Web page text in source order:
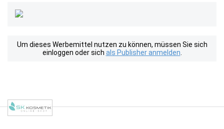
Um dieses Werbemittel nutzen zu können, müssen Sie sich
einloggen oder sich als Publisher anmelden